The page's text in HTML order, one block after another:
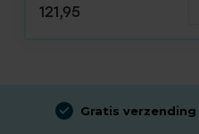
121,95
Gratis verzending